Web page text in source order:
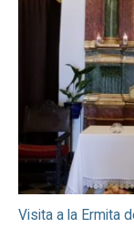
Visita a la Ermita